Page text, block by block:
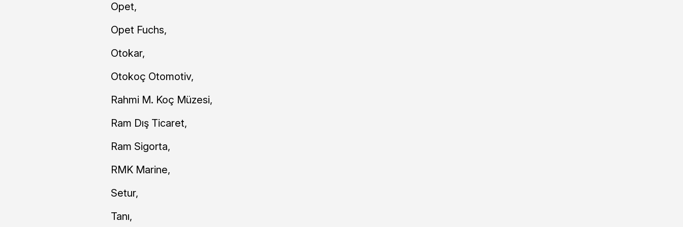
Opet,
Opet Fuchs,
Otokar,
Otokoç Otomotiv,
Rahmi M. Koç Müzesi,
Ram Dış Ticaret,
Ram Sigorta,
RMK Marine,
Setur,
Tanı,